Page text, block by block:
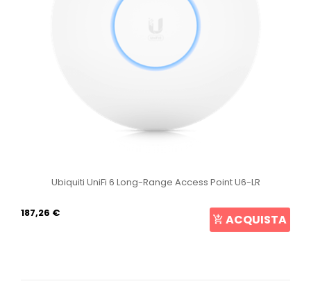
Ubiquiti UniFi 6 Long-Range Access Point U6-LR
187,26 € ACQUISTA